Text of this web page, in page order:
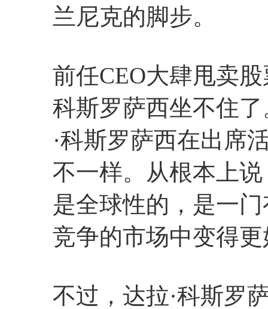
兰尼克的脚步。
前任CEO大肆甩卖
科斯罗萨西坐不住
·科斯罗萨西在出席
不一样。从根本上
是全球性的，是一
竞争的市场中变得
不过，达拉·科斯罗